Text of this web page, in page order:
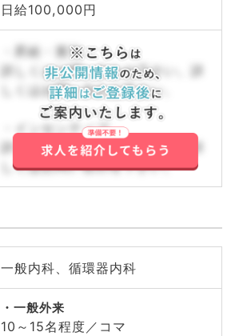
日給100,000円
・昇給・賞与
詳しくはお問い合わせ下さい。詳
しくはお問い合わせ下さい。
・インセンティブ
詳しくはお問い合わせ下さい。詳
しくはお問い合わせ下さい。
一般内科、循環器内科
一般外来
10～15名程度／コマ